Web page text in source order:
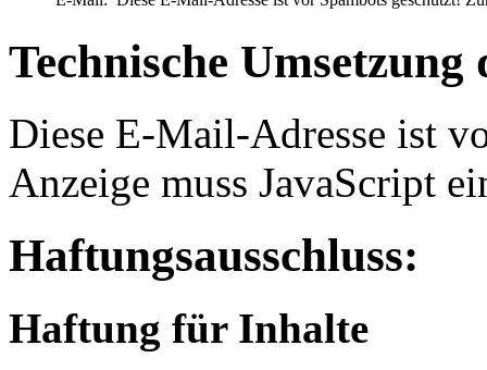
Technische Umsetzung
Diese E-Mail-Adresse ist
Anzeige muss JavaScript
Haftungsausschluss:
Haftung für Inhalte